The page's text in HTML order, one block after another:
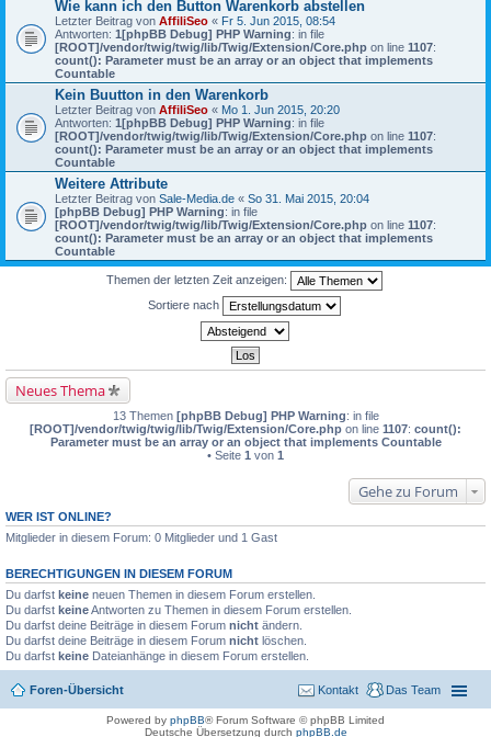
Wie kann ich den Button Warenkorb abstellen
Letzter Beitrag von AffiliSeo « Fr 5. Jun 2015, 08:54
Antworten: 1[phpBB Debug] PHP Warning: in file
[ROOT]/vendor/twig/twig/lib/Twig/Extension/Core.php on line 1107:
count(): Parameter must be an array or an object that implements
Countable
Kein Buutton in den Warenkorb
Letzter Beitrag von AffiliSeo « Mo 1. Jun 2015, 20:20
Antworten: 1[phpBB Debug] PHP Warning: in file
[ROOT]/vendor/twig/twig/lib/Twig/Extension/Core.php on line 1107:
count(): Parameter must be an array or an object that implements
Countable
Weitere Attribute
Letzter Beitrag von Sale-Media.de « So 31. Mai 2015, 20:04
[phpBB Debug] PHP Warning: in file
[ROOT]/vendor/twig/twig/lib/Twig/Extension/Core.php on line 1107:
count(): Parameter must be an array or an object that implements
Countable
Themen der letzten Zeit anzeigen:
Sortiere nach
Neues Thema
13 Themen [phpBB Debug] PHP Warning: in file
[ROOT]/vendor/twig/twig/lib/Twig/Extension/Core.php on line 1107: count():
Parameter must be an array or an object that implements Countable
• Seite 1 von 1
Gehe zu Forum
WER IST ONLINE?
Mitglieder in diesem Forum: 0 Mitglieder und 1 Gast
BERECHTIGUNGEN IN DIESEM FORUM
Du darfst keine neuen Themen in diesem Forum erstellen.
Du darfst keineAntworten zu Themen in diesem Forum erstellen.
Du darfst deine Beiträge in diesem Forum nicht ändern.
Du darfst deine Beiträge in diesem Forum nicht löschen.
Du darfst keine Dateianhänge in diesem Forum erstellen.
Foren-Übersicht Das Team
Kontakt
Powered by phpBB® Forum Software © phpBB Limited
Deutsche Übersetzung durch phpBB.de